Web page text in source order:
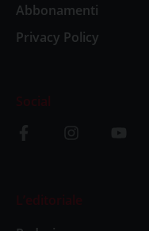
Abbonamenti
Privacy Policy
Social
L’editoriale